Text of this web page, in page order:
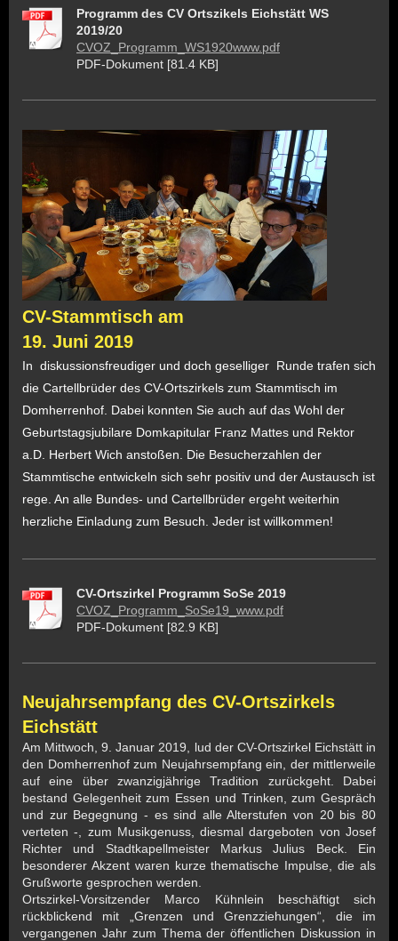
Programm des CV Ortszikels Eichstätt WS
2019/20
CVOZ_Programm_WS1920www.pdf
PDF-Dokument [81.4 KB]
CV-Stammtisch am
19. Juni 2019
In diskussionsfreudiger und doch geselliger Runde trafen sich
die Cartellbrüder des CV-Ortszirkels zum Stammtisch im
Domherrenhof. Dabei konnten Sie auch auf das Wohl der
Geburtstagsjubilare Domkapitular Franz Mattes und Rektor
a.D. Herbert Wich anstoßen. Die Besucherzahlen der
Stammtische entwickeln sich sehr positiv und der Austausch ist
rege. An alle Bundes- und Cartellbrüder ergeht weiterhin
herzliche Einladung zum Besuch. Jeder ist willkommen!
CV-Ortszirkel Programm SoSe 2019
CVOZ_Programm_SoSe19_www.pdf
PDF-Dokument [82.9 KB]
Neujahrsempfang des CV-Ortszirkels
Eichstätt
Am Mittwoch, 9. Januar 2019, lud der CV-Ortszirkel Eichstätt in
den Domherrenhof zum Neujahrsempfang ein, der mittlerweile
auf eine über zwanzigjährige Tradition zurückgeht. Dabei
bestand Gelegenheit zum Essen und Trinken, zum Gespräch
und zur Begegnung - es sind alle Alterstufen von 20 bis 80
verteten -, zum Musikgenuss, diesmal dargeboten von Josef
Richter und Stadtkapellmeister Markus Julius Beck. Ein
besonderer Akzent waren kurze thematische Impulse, die als
Grußworte gesprochen werden.
Ortszirkel-Vorsitzender Marco Kühnlein beschäftigt sich
rückblickend mit „Grenzen und Grenzziehungen“, die im
vergangenen Jahr zum Thema der öffentlichen Diskussion in